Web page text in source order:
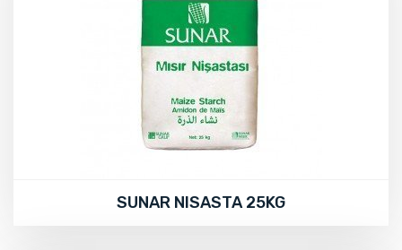
SUNAR NISASTA 25KG